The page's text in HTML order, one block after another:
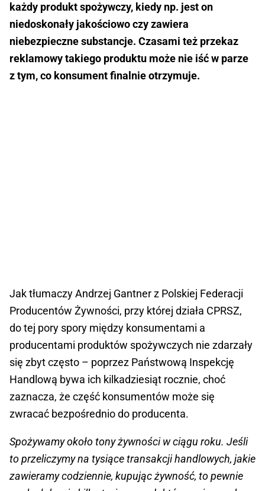
każdy produkt spożywczy, kiedy np. jest on
niedoskonały jakościowo czy zawiera
niebezpieczne substancje. Czasami też przekaz
reklamowy takiego produktu może nie iść w parze
z tym, co konsument finalnie otrzymuje.
Jak tłumaczy Andrzej Gantner z Polskiej Federacji
Producentów Żywności, przy której działa CPRSZ,
do tej pory spory między konsumentami a
producentami produktów spożywczych nie zdarzały
się zbyt często – poprzez Państwową Inspekcję
Handlową bywa ich kilkadziesiąt rocznie, choć
zaznacza, że część konsumentów może się
zwracać bezpośrednio do producenta.
Spożywamy około tony żywności w ciągu roku. Jeśli
to przeliczymy na tysiące transakcji handlowych, jakie
zawieramy codziennie, kupując żywność, to pewnie